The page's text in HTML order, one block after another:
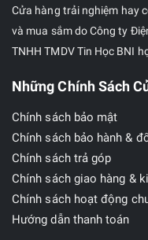
Cửa hàng trải nghiệm hay
và mua sắm do Công ty
TNHH TMDV Tin Học BNI
Những Chính Sách
Chính sách bảo mật
Chính sách bảo hành &
Chính sách trả góp
Chính sách giao hàng &
Chính sách hoạt động
Hướng dẫn thanh toán